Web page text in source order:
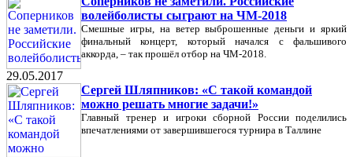
волейболисты сыграют на ЧМ-2018
Смешные игры, на ветер выброшенные деньги и яркий
финальный концерт, который начался с фальшивого
аккорда, – так прошёл отбор на ЧМ-2018.
29.05.2017
Сергей Шляпников: «С такой командой
можно решать многие задачи!»
Главный тренер и игроки сборной России поделились
впечатлениями от завершившегося турнира в Таллине